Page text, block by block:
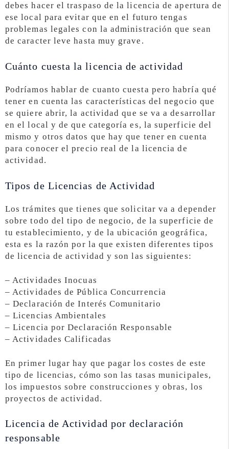
debes hacer el traspaso de la licencia de apertura de
ese local para evitar que en el futuro tengas
problemas legales con la administración que sean
de caracter leve hasta muy grave.
Cuánto cuesta la licencia de actividad
Podríamos hablar de cuanto cuesta pero habría qué
tener en cuenta las características del negocio que
se quiere abrir, la actividad que se va a desarrollar
en el local y de que categoría es, la superficie del
mismo y otros datos que hay que tener en cuenta
para conocer el precio real de la licencia de
actividad.
Tipos de Licencias de Actividad
Los trámites que tienes que solicitar va a depender
sobre todo del tipo de negocio, de la superficie de
tu establecimiento, y de la ubicación geográfica,
esta es la razón por la que existen diferentes tipos
de licencia de actividad y son las siguientes:
– Actividades Inocuas
– Actividades de Pública Concurrencia
– Declaración de Interés Comunitario
– Licencias Ambientales
– Licencia por Declaración Responsable
– Actividades Calificadas
En primer lugar hay que pagar los costes de este
tipo de licencias, cómo son las tasas municipales,
los impuestos sobre construcciones y obras, los
proyectos de actividad.
Licencia de Actividad por declaración
responsable